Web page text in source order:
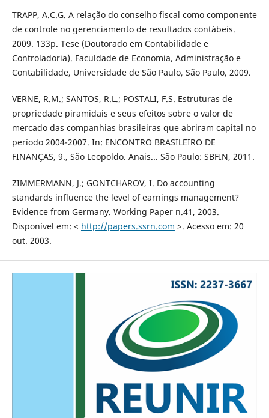
TRAPP, A.C.G. A relação do conselho fiscal como componente
de controle no gerenciamento de resultados contábeis.
2009. 133p. Tese (Doutorado em Contabilidade e
Controladoria). Faculdade de Economia, Administração e
Contabilidade, Universidade de São Paulo, São Paulo, 2009.
VERNE, R.M.; SANTOS, R.L.; POSTALI, F.S. Estruturas de
propriedade piramidais e seus efeitos sobre o valor de
mercado das companhias brasileiras que abriram capital no
período 2004-2007. In: ENCONTRO BRASILEIRO DE
FINANÇAS, 9., São Leopoldo. Anais... São Paulo: SBFIN, 2011.
ZIMMERMANN, J.; GONTCHAROV, I. Do accounting
standards influence the level of earnings management?
Evidence from Germany. Working Paper n.41, 2003.
Disponível em: < http://papers.ssrn.com >. Acesso em: 20
out. 2003.